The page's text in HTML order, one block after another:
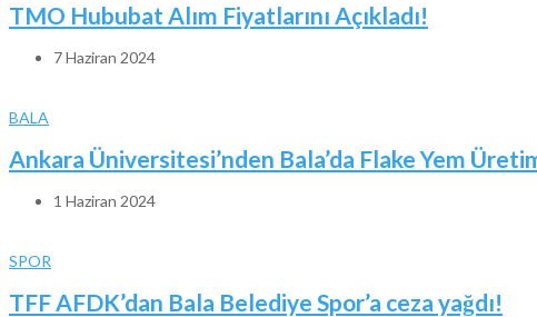
TMO Hububat Alım Fiyatlarını Açıkladı!
7 Haziran 2024
BALA
Ankara Üniversitesi’nden Bala’da Flake Yem
1 Haziran 2024
SPOR
TFF AFDK’dan Bala Belediye Spor’a ceza yağdı!